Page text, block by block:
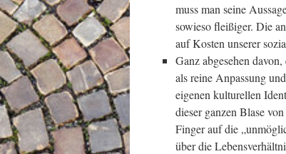
muss man seine
sowieso fleißiger. Die
auf Kosten unserer
Ganz abgesehen
als reine Anpassung
eigenen kulturellen
dieser ganzen Blase
Finger auf die
über die